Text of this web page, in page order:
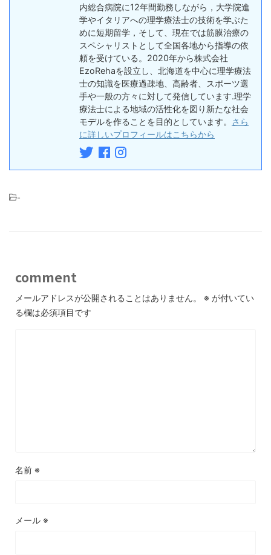
内総合病院に12年間勤務しながら，大学院進
学やイタリアへの理学療法士の技術を学ぶた
めに短期留学，そして、現在では筋膜治療の
スペシャリストとして全国各地から指導の依
頼を受けている。2020年から株式会社
EzoRehaを設立し、北海道を中心に理学療法
士の知識を医療過疎地、高齢者、スポーツ選
手や一般の方々に対して発信しています.理学
療法士による地域の活性化を図り新たな社会
モデルを作ることを目的としています。
さら
に詳しいプロフィールはこちらから
-
comment
メールアドレスが公開されることはありません。 ※ が付いてい
る欄は必須項目です
名前 ※
メール ※